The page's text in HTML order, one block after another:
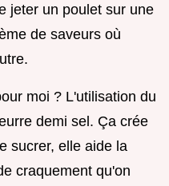
jeter un poulet sur une
de saveurs où
moi ? L'utilisation du
demi sel. Ça crée
sucrer, elle aide la
craquement qu'on